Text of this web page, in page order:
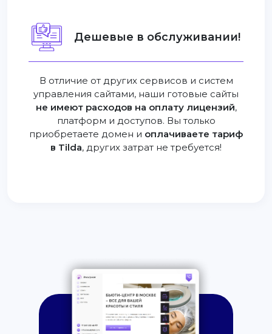
Дешевые в обслуживании!
В отличие от других сервисов и систем
управления сайтами, наши готовые сайты
не имеют расходов на оплату лицензий,
платформ и доступов. Вы только
приобретаете домен и оплачиваете тариф
в Tilda, других затрат не требуется!